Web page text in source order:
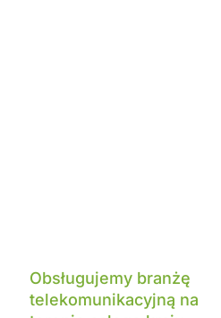
Obsługujemy branżę
telekomunikacyjną na